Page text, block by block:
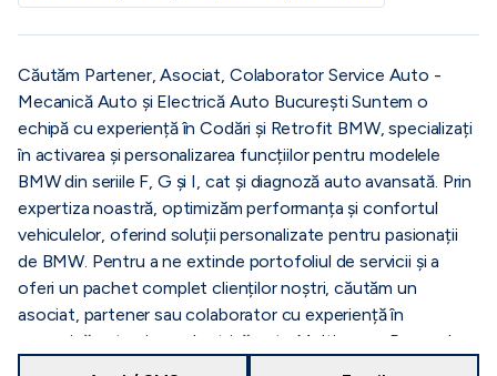
Căutăm Partener, Asociat, Colaborator Service Auto -
Mecanică Auto și Electrică Auto București Suntem o
echipă cu experiență în Codări și Retrofit BMW, specializați
în activarea și personalizarea funcțiilor pentru modelele
BMW din seriile F, G și I, cat și diagnoză auto avansată. Prin
expertiza noastră, optimizăm performanța și confortul
vehiculelor, oferind soluții personalizate pentru pasionații
de BMW. Pentru a ne extinde portofoliul de servicii și a
oferi un pachet complet clienților noștri, căutăm un
asociat, partener sau colaborator cu experiență în
mecanică auto și sau electrică auto Multimarca. Punem la